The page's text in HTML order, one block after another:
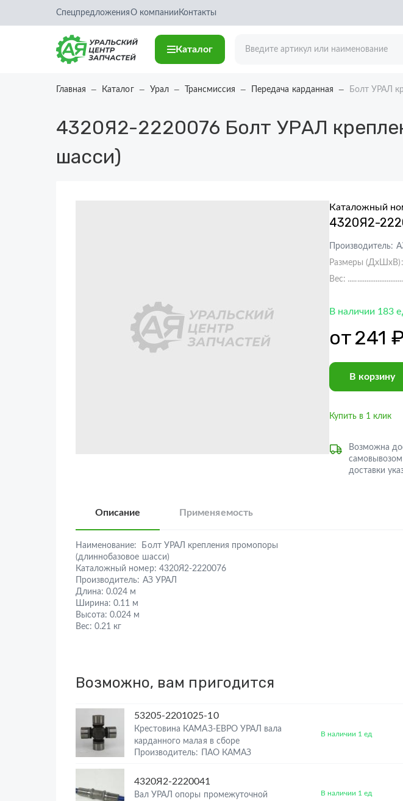
СпецпредложенияО компании Контакты
Каталог
Главная Каталог Урал Трансмиссия Передача карданная Болт УРАЛ
4320Я2-2220076 Болт УРАЛ
шасси)
Каталожный
4320Я2-
Производитель:
Размеры (ДхШхВ):
Вес:
В наличии 183
от241
В корзину
Купить в 1 клик
Возможна
доставки
Описание Применяемость
Наименование:
Болт УРАЛ крепления промопоры
(длиннобазовое шасси)
Каталожный номер: 4320Я2-2220076
Производитель: АЗ УРАЛ
Длина: 0.024 м
Ширина: 0.11 м
Высота: 0.024 м
Вес: 0.21 кг
Возможно, вам пригодится
53205-2201025-10
Крестовина КАМАЗ-ЕВРО УРАЛ вала
карданного малая в сборе
Производитель: ПАО КАМАЗ
В наличии 1 ед
4320Я2-2220041
Вал УРАЛ опоры промежуточной
В наличии 1 ед